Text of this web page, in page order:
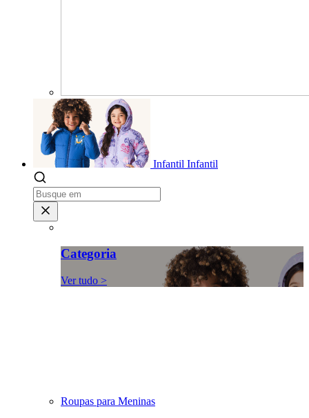
Infantil Infantil
Categoria
Ver tudo >
Roupas para Meninas